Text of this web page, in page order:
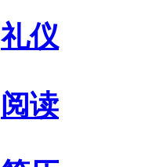
礼仪
阅读